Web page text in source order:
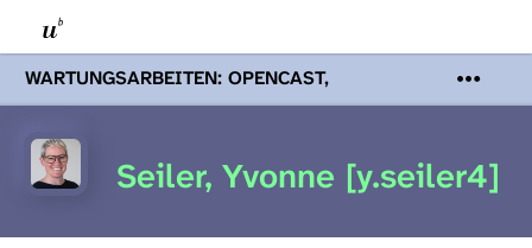
WARTUNGSARBEITEN: OPENCAST,
PODCASTS & TOBIRA
Mi 19. August
Wartungsarbeiten an den Opencast-
Servern werden Ihnen Podcasts,
Seiler, Yvonne [y.seiler4]